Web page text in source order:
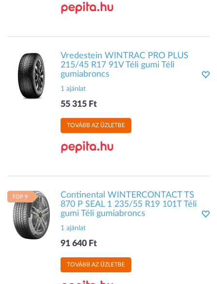
Vredestein WINTRAC PRO PLUS
215/45 R17 91V Téli gumi Téli
gumiabroncs
1 ajánlat
55 315 Ft
TOVÁBB AZ ÜZLETBE
TOP 9
Continental WINTERCONTACT TS
870 P SEAL 1 235/55 R19 101T Téli
gumi Téli gumiabroncs
1 ajánlat
91 640 Ft
TOVÁBB AZ ÜZLETBE